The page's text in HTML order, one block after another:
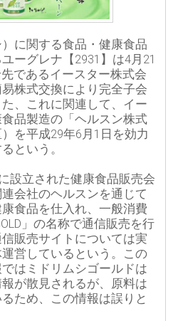
に関する食品・健康食品
ーグレナ【2931】は4月21
であるイースター株式会
株式交換により完全子会
、これに関連して、イー
品製造の「ヘルスン株式
を平成29年6月1日を効力
という。
設立された健康食品販売会
会社のヘルスンを通じて
食品を仕入れ、一般消費
」の名称で通信販売を行
販売サイトについては実
営しているという。この
はミドリムシゴールドは
が散見されるが、原料は
ため、この情報は誤りと